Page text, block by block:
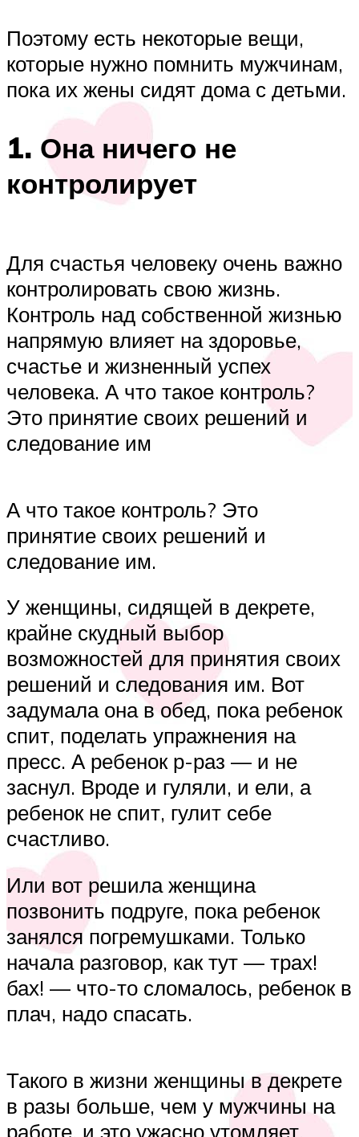
Поэтому есть некоторые вещи,
которые нужно помнить мужчинам,
пока их жены сидят дома с детьми.
1. Она ничего не
контролирует
Для счастья человеку очень важно
контролировать свою жизнь.
Контроль над собственной жизнью
напрямую влияет на здоровье,
счастье и жизненный успех
человека. А что такое контроль?
Это принятие своих решений и
следование им
А что такое контроль? Это
принятие своих решений и
следование им.
У женщины, сидящей в декрете,
крайне скудный выбор
возможностей для принятия своих
решений и следования им. Вот
задумала она в обед, пока ребенок
спит, поделать упражнения на
пресс. А ребенок р-раз — и не
заснул. Вроде и гуляли, и ели, а
ребенок не спит, гулит себе
счастливо.
Или вот решила женщина
позвонить подруге, пока ребенок
занялся погремушками. Только
начала разговор, как тут — трах!
бах! — что-то сломалось, ребенок в
плач, надо спасать.
Такого в жизни женщины в декрете
в разы больше, чем у мужчины на
работе, и это ужасно утомляет.